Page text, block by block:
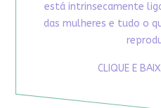
está intrinsecamente
das mulheres e tudo o
CLIQUE E